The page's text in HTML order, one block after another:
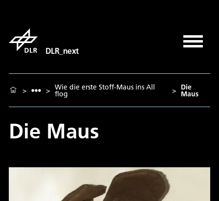
DLR_next
> > Wie die erste Stoff-Maus ins All
flog > Die
Maus
Die Maus